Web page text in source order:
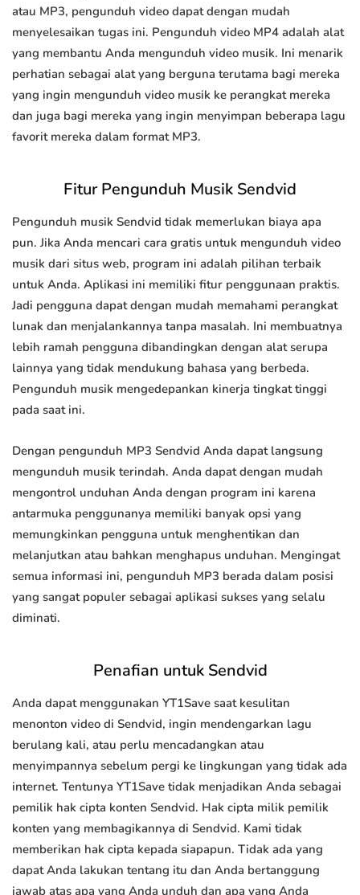
atau MP3, pengunduh video dapat dengan mudah
menyelesaikan tugas ini. Pengunduh video MP4 adalah alat
yang membantu Anda mengunduh video musik. Ini menarik
perhatian sebagai alat yang berguna terutama bagi mereka
yang ingin mengunduh video musik ke perangkat mereka
dan juga bagi mereka yang ingin menyimpan beberapa lagu
favorit mereka dalam format MP3.
Fitur Pengunduh Musik Sendvid
Pengunduh musik Sendvid tidak memerlukan biaya apa
pun. Jika Anda mencari cara gratis untuk mengunduh video
musik dari situs web, program ini adalah pilihan terbaik
untuk Anda. Aplikasi ini memiliki fitur penggunaan praktis.
Jadi pengguna dapat dengan mudah memahami perangkat
lunak dan menjalankannya tanpa masalah. Ini membuatnya
lebih ramah pengguna dibandingkan dengan alat serupa
lainnya yang tidak mendukung bahasa yang berbeda.
Pengunduh musik mengedepankan kinerja tingkat tinggi
pada saat ini.
Dengan pengunduh MP3 Sendvid Anda dapat langsung
mengunduh musik terindah. Anda dapat dengan mudah
mengontrol unduhan Anda dengan program ini karena
antarmuka penggunanya memiliki banyak opsi yang
memungkinkan pengguna untuk menghentikan dan
melanjutkan atau bahkan menghapus unduhan. Mengingat
semua informasi ini, pengunduh MP3 berada dalam posisi
yang sangat populer sebagai aplikasi sukses yang selalu
diminati.
Penafian untuk Sendvid
Anda dapat menggunakan YT1Save saat kesulitan
menonton video di Sendvid, ingin mendengarkan lagu
berulang kali, atau perlu mencadangkan atau
menyimpannya sebelum pergi ke lingkungan yang tidak ada
internet. Tentunya YT1Save tidak menjadikan Anda sebagai
pemilik hak cipta konten Sendvid. Hak cipta milik pemilik
konten yang membagikannya di Sendvid. Kami tidak
memberikan hak cipta kepada siapapun. Tidak ada yang
dapat Anda lakukan tentang itu dan Anda bertanggung
jawab atas apa yang Anda unduh dan apa yang Anda